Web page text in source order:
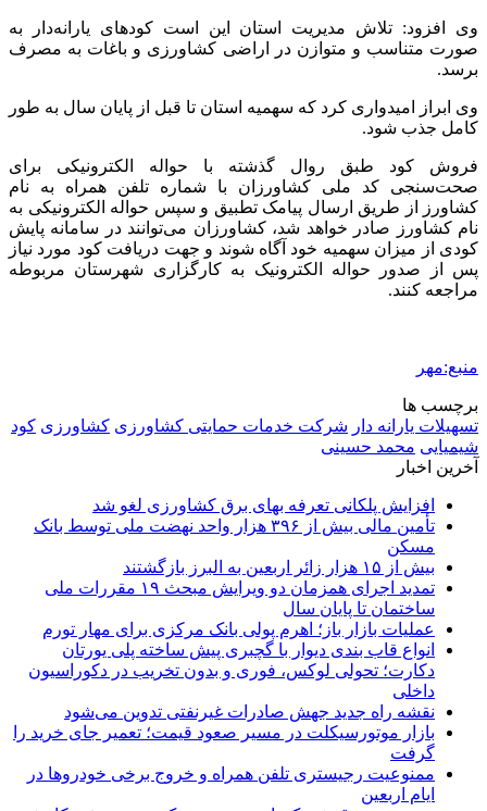
وی افزود: تلاش مدیریت استان این است کودهای یارانه‌دار به
صورت متناسب و متوازن در اراضی کشاورزی و باغات به مصرف
برسد.
وی ابراز امیدواری کرد که سهمیه استان تا قبل از پایان سال به طور
کامل جذب شود.
فروش کود طبق روال گذشته با حواله الکترونیکی برای
صحت‌سنجی کد ملی کشاورزان با شماره تلفن همراه به نام
کشاورز از طریق ارسال پیامک تطبیق و سپس حواله الکترونیکی به
نام کشاورز صادر خواهد شد، کشاورزان می‌توانند در سامانه پایش
کودی از میزان سهمیه خود آگاه شوند و جهت دریافت کود مورد نیاز
پس از صدور حواله الکترونیک به کارگزاری شهرستان مربوطه
مراجعه کنند.
منبع:مهر
برچسب ها
تسهیلات یارانه دار شرکت خدمات حمایتی کشاورزی کشاورزی کود
شیمیایی محمد حسینی
آخرین اخبار
افزایش پلکانی تعرفه بهای برق کشاورزی لغو شد
تأمین مالی بیش از ۳۹۶ هزار واحد نهضت ملی توسط بانک
مسکن
بیش از ۱۵ هزار زائر اربعین به البرز بازگشتند
تمدید اجرای همزمان دو ویرایش مبحث ۱۹ مقررات ملی
ساختمان تا پایان سال
عملیات بازار باز؛ اهرم پولی بانک مرکزی برای مهار تورم
انواع قاب بندی دیوار با گچبری پیش ساخته پلی یورتان
دکارت؛ تحولی لوکس، فوری و بدون تخریب در دکوراسیون
داخلی
نقشه راه جدید جهش صادرات غیرنفتی تدوین می‌شود
بازار موتورسیکلت در مسیر صعود قیمت؛ تعمیر جای خرید را
گرفت
ممنوعیت رجیستری تلفن همراه و خروج برخی خودروها در
ایام اربعین